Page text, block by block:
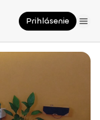
Prihlásenie